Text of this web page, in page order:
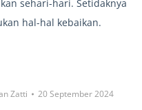
sehari-hari. Setidaknya
hal-hal kebaikan.
Zatti 20 September 2024